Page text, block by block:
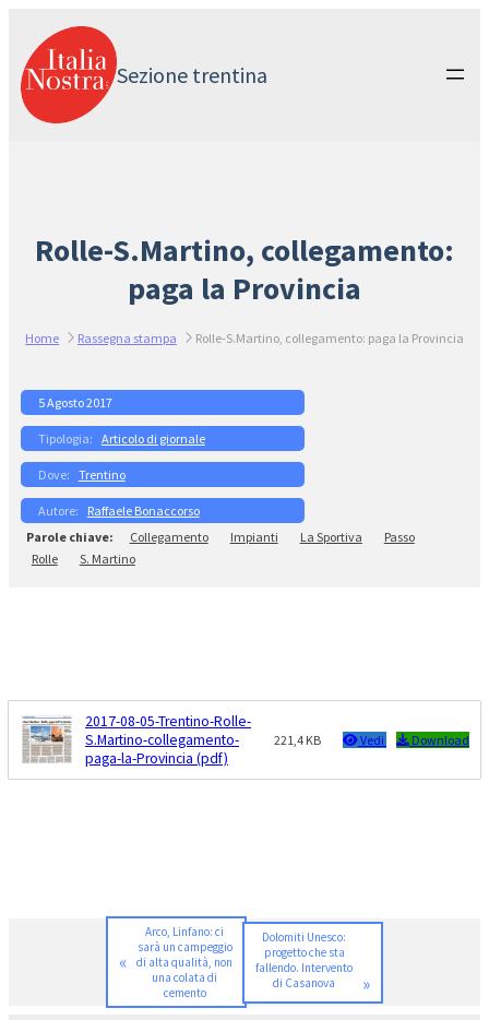
contenuto
Sezione trentina
Rolle-S.Martino, collegamento:
paga la Provincia
Home Rassegna stampa Rolle-S.Martino, collegamento: paga la Provincia
5 Agosto 2017
Articolo di giornale
Trentino
Raffaele Bonaccorso
Collegamento
Impianti La Sportiva
Passo
Rolle
S. Martino
2017-08-05-Trentino-Rolle-
S.Martino-collegamento-
paga-la-Provincia (pdf)
221,4 KB Vedi Download
«
Arco, Linfano: ci
sarà un campeggio
di alta qualità, non
una colata di
cemento
Dolomiti Unesco:
progetto che sta
fallendo. Intervento
di Casanova
»